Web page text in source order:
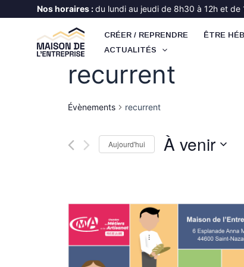
Nos horaires :du lundi au jeudi de 8h30 à 12h et
CRÉER / REPRENDRE ÊTRE
ACTUALITÉS
recurrent
Évènements recurrent
Aujourd'hui À venir